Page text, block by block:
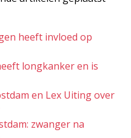
heeft invloed op
longkanker en is
en Lex Uiting over
zwanger na